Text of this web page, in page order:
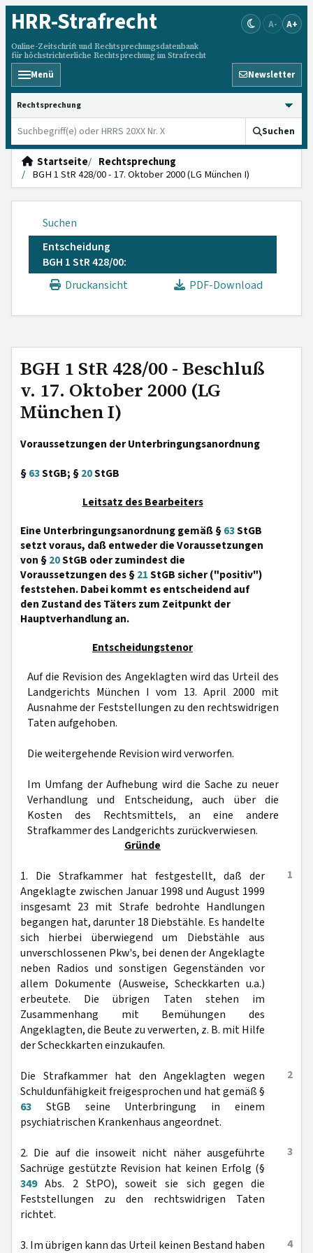
HRR-Strafrecht
Online-Zeitschrift und Rechtsprechungsdatenbank
für höchstrichterliche Rechtsprechung im Strafrecht
A- A+
Menü Newsletter
HRRS durchsuchen
Suchen
Startseite
Rechtsprechung
BGH 1 StR 428/00 - 17. Oktober 2000 (LG München I)
Suchen
Entscheidung
BGH 1 StR 428/00:
Druckansicht
PDF-Download
BGH 1 StR 428/00 - Beschluß
v. 17. Oktober 2000 (LG
München I)
Voraussetzungen der Unterbringungsanordnung
§63StGB; §20StGB
Leitsatz des Bearbeiters
Eine Unterbringungsanordnung gemäß §63StGB
setzt voraus, daß entweder die Voraussetzungen
von §20StGB oder zumindest die
Voraussetzungen des §21StGB sicher ("positiv")
feststehen. Dabei kommt es entscheidend auf
den Zustand des Täters zum Zeitpunkt der
Hauptverhandlung an.
Entscheidungstenor
Auf die Revision des Angeklagten wird das Urteil des
Landgerichts München I vom 13. April 2000 mit
Ausnahme der Feststellungen zu den rechtswidrigen
Taten aufgehoben.
Die weitergehende Revision wird verworfen.
Im Umfang der Aufhebung wird die Sache zu neuer
Verhandlung und Entscheidung, auch über die
Kosten des Rechtsmittels, an eine andere
Strafkammer des Landgerichts zurückverwiesen.
Gründe
1
1. Die Strafkammer hat festgestellt, daß der
Angeklagte zwischen Januar 1998 und August 1999
insgesamt 23 mit Strafe bedrohte Handlungen
begangen hat, darunter 18 Diebstähle. Es handelte
sich hierbei überwiegend um Diebstähle aus
unverschlossenen Pkw's, bei denen der Angeklagte
neben Radios und sonstigen Gegenständen vor
allem Dokumente (Ausweise, Scheckkarten u.a.)
erbeutete. Die übrigen Taten stehen im
Zusammenhang mit Bemühungen des
Angeklagten, die Beute zu verwerten, z. B. mit Hilfe
der Scheckkarten einzukaufen.
2
Die Strafkammer hat den Angeklagten wegen
Schuldunfähigkeit freigesprochen und hat gemäß §
63 StGB seine Unterbringung in einem
psychiatrischen Krankenhaus angeordnet.
3
2. Die auf die insoweit nicht näher ausgeführte
Sachrüge gestützte Revision hat keinen Erfolg (§
349Abs. 2 StPO), soweit sie sich gegen die
Feststellungen zu den rechtswidrigen Taten
richtet.
4
3. Im übrigen kann das Urteil keinen Bestand haben